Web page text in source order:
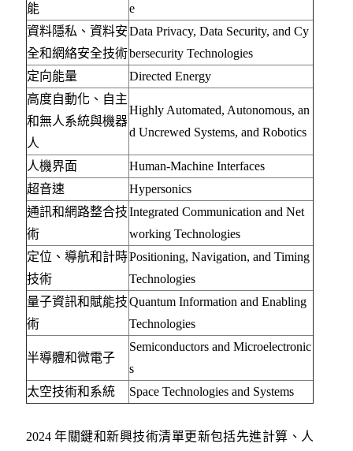
能
e
資料隱私、資料安
全和網絡安全技術
Data Privacy, Data Security, and Cy
bersecurity Technologies
定向能量
Directed Energy
高度自動化、自主
和無人系統與機器
人
Highly Automated, Autonomous, an
d Uncrewed Systems, and Robotics
人機界面
Human-Machine Interfaces
超音速
Hypersonics
通訊和網路整合技
術
Integrated Communication and Net
working Technologies
定位、導航和計時
技術
Positioning, Navigation, and Timing
Technologies
量子資訊和賦能技
術
Quantum Information and Enabling
Technologies
半導體和微電子
Semiconductors and Microelectronic
s
太空技術和系統
Space Technologies and Systems
2024 年關鍵和新興技術清單更新包括先進計算、人